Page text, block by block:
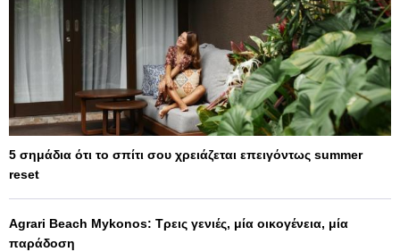
5 σημάδια ότι το σπίτι σου χρειάζεται επειγόντως summer
reset
Agrari Beach Mykonos: Τρεις γενιές, μία οικογένεια, μία
παράδοση